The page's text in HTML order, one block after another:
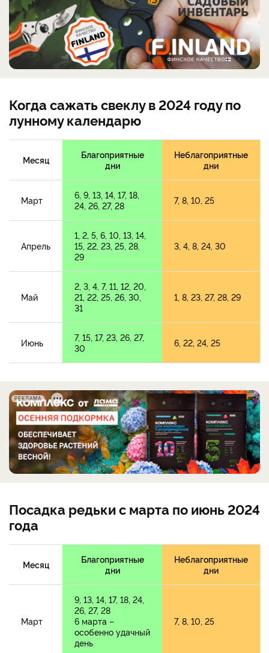
Когда сажать свеклу в 2024 году по
лунному календарю
Месяц
Благоприятные
дни
Неблагоприятные
дни
Март
6, 9, 13, 14, 17, 18,
24, 26, 27, 28
7, 8, 10, 25
Апрель
1, 2, 5, 6, 10, 13, 14,
15, 22, 23, 25, 28,
29
3, 4, 8, 24, 30
Май
2, 3, 4, 7, 11, 12, 20,
21, 22, 25, 26, 30,
31
1, 8, 23, 27, 28, 29
Июнь
7, 15, 17, 23, 26, 27,
30
6, 22, 24, 25
РЕКЛАМА
Посадка редьки с марта по июнь 2024
года
Месяц
Благоприятные
дни
Неблагоприятные
дни
Март
9, 13, 14, 17, 18, 24,
26, 27, 28
6 марта –
особенно удачный
день
7, 8, 10, 25